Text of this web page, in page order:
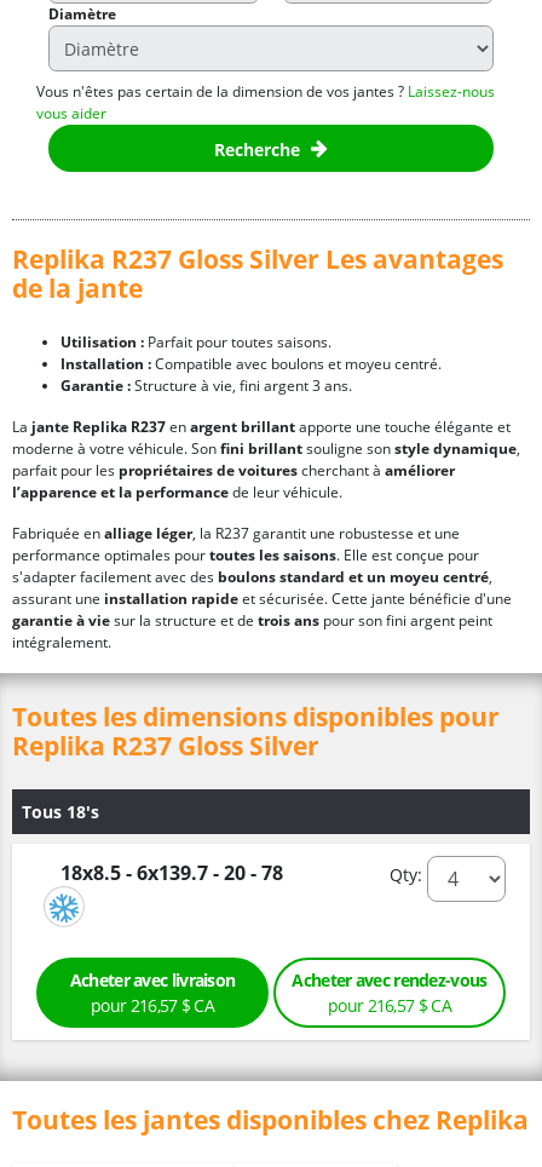
Diamètre
Vous n'êtes pas certain de la dimension de vos jantes ? Laissez-nous
vous aider
Recherche
Replika R237 Gloss Silver Les avantages
de la jante
Utilisation : Parfait pour toutes saisons.
Installation :Compatible avec boulons et moyeu centré.
Garantie :Structure à vie, fini argent 3 ans.
La jante Replika R237enargent brillantapporte une touche élégante et
moderne à votre véhicule. Sonfini brillantsouligne sonstyle dynamique,
parfait pour les propriétaires de voiturescherchant à améliorer
l’apparence et la performancede leur véhicule.
Fabriquée enalliage léger, la R237 garantit une robustesse et une
performance optimales pourtoutes les saisons. Elle est conçue pour
s'adapter facilement avec des boulons standard et un moyeu centré,
assurant une installation rapideet sécurisée. Cette jante bénéficie d'une
garantie à viesur la structure et de trois ans pour son fini argent peint
intégralement.
Toutes les dimensions disponibles pour
Replika R237 Gloss Silver
Tous 18's
18x8.5 - 6x139.7 - 20 - 78 Qty:
Acheter avec livraison
pour 216,57 $ CA
Acheter avec rendez-vous
pour 216,57 $ CA
Toutes les jantes disponibles chez Replika